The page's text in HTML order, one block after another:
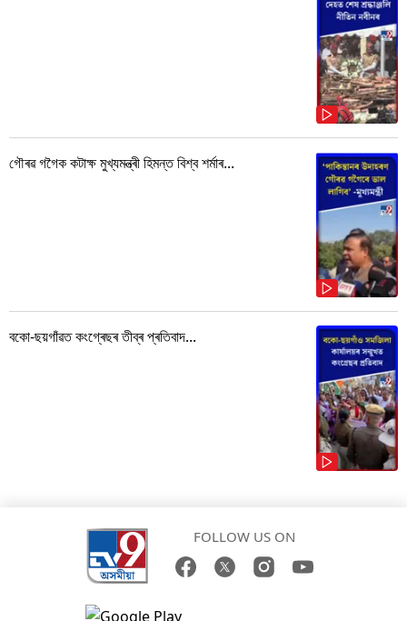
গৌৰৱ গগৈক কটাক্ষ মুখ্যমন্ত্ৰী হিমন্ত বিশ্ব শৰ্মাৰ...
বকো-ছয়গাঁৱত কংগ্ৰেছৰ তীব্ৰ প্ৰতিবাদ...
FOLLOW US ON